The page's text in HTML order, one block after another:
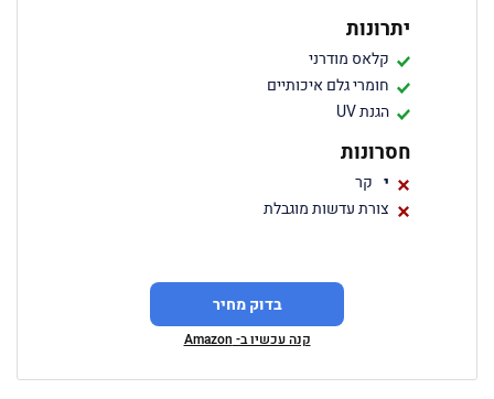
יתרונות
קלאס מודרני
חומרי גלם איכותיים
הגנת UV
חסרונות
י קר
צורת עדשות מוגבלת
בדוק מחיר
קנה עכשיו ב- Amazon